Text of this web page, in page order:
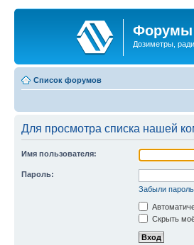
Форумы
Дозиметры,
Список форумов
Для просмотра списка нашей
Имя пользователя:
Пароль:
Забыли
Скрыть